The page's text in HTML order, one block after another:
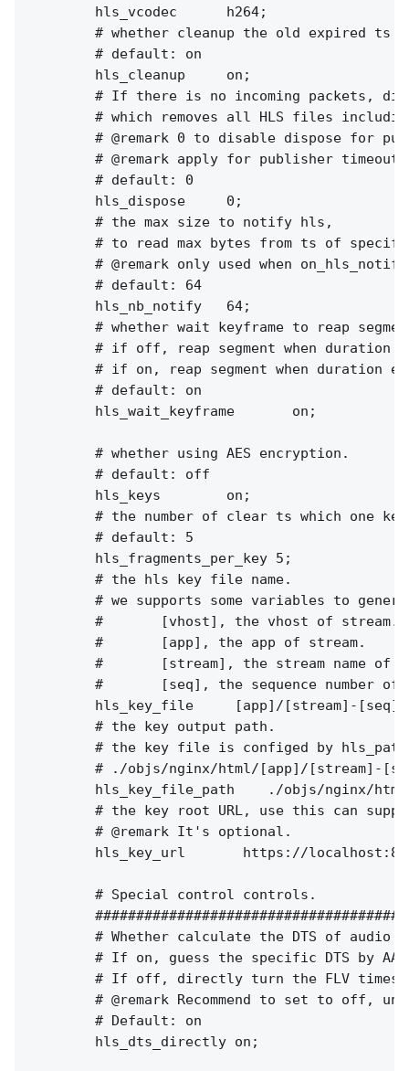
        hls_vcodec      h264;
# whether cleanup the old expired ts
        # default: on
        hls_cleanup     on;
# If there is no incoming packets,
# which removes all HLS files
# @remark 0 to disable dispose for
# @remark apply for publisher
        # default: 0
        hls_dispose     0;
        # the max size to notify hls,
# to read max bytes from ts of
# @remark only used when
        # default: 64
        hls_nb_notify   64;
# whether wait keyframe to reap
# if off, reap segment when duration
# if on, reap segment when duration
        # default: on
        hls_wait_keyframe       on;
        # whether using AES encryption.
        # default: off
        hls_keys        on;
# the number of clear ts which one
        # default: 5
        hls_fragments_per_key 5;
        # the hls key file name.
# we supports some variables to
        #       [vhost], the vhost of stream.
        #       [app], the app of stream.
#       [stream], the stream name of
#       [seq], the sequence number of
hls_key_file     [app]/[stream]-
        # the key output path.
# the key file is configed by
# ./objs/nginx/html/[app]/[stream]-
hls_key_file_path    ./objs/nginx/
# the key root URL, use this can
        # @remark It's optional.
hls_key_url       https://
        # Special control controls.
# Whether calculate the DTS of audio
# If on, guess the specific DTS by
# If off, directly turn the FLV
# @remark Recommend to set to off,
        # Default: on
        hls_dts_directly on;